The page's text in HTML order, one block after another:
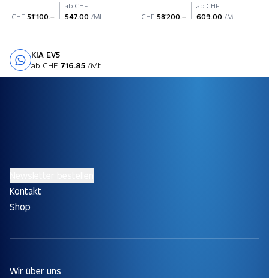
CHF 51'100.–
ab CHF
547.00 /Mt. CHF 58'200.–
ab CHF
609.00 /Mt.
KIA EV5
ab CHF 716.85 /Mt.
Kontakt
Shop
Wir über uns